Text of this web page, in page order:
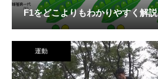
F1をどこよりもわかりやすく解説
運動